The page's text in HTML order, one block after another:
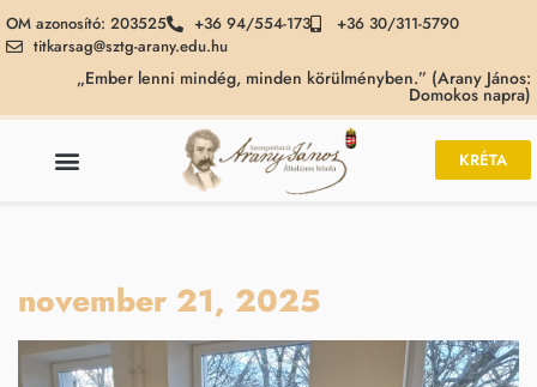
OM azonosító: 203525 +36 94/554-173
+36 30/311-5790
titkarsag@sztg-arany.edu.hu
„Ember lenni mindég, minden körülményben.” (Arany János:
Domokos napra)
KRÉTA
november 21, 2025